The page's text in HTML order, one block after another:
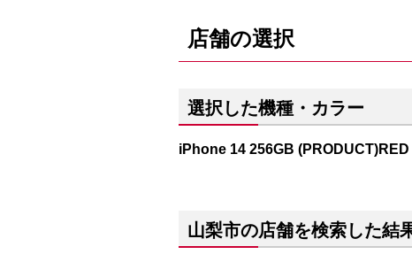
店舗の選択
選択した機種・カラー
iPhone 14 256GB (PRODUCT)RED
山梨市の店舗を検索した結